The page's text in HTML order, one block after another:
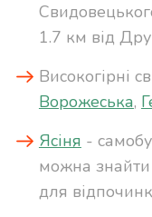
1.7 км від
Високогірні
Ворожеська,
Ясіня -
можна знайти
для